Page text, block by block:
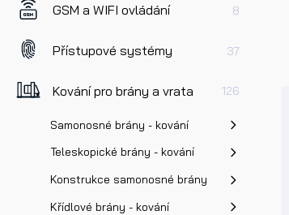
GSM a WIFI ovládání 8
Přístupové systémy 37
Kování pro brány a vrata 126
Samonosné brány - kování
Teleskopické brány - kování
Konstrukce samonosné brány
Křídlové brány - kování